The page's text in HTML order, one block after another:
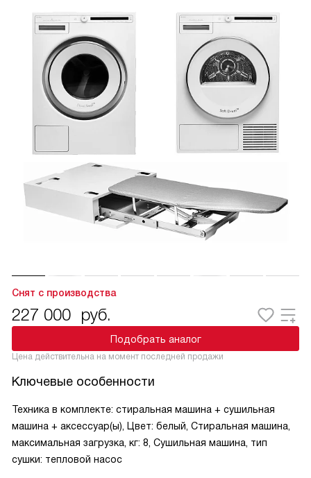
Снят с производства
227 000 руб.
Подобрать аналог
Цена действительна на момент последней продажи
Ключевые особенности
Техника в комплекте: стиральная машина + сушильная
машина + аксессуар(ы), Цвет: белый, Стиральная машина,
максимальная загрузка, кг: 8, Сушильная машина, тип
сушки: тепловой насос